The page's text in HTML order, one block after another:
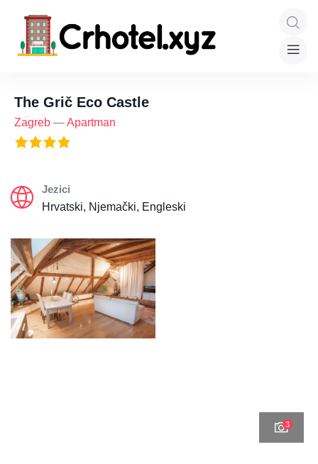
The Grič Eco Castle
Zagreb —Apartman
Jezici
Hrvatski, Njemački, Engleski
3